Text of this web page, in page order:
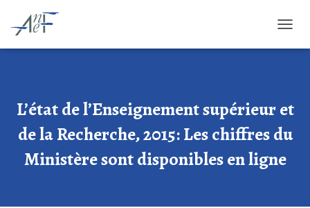
L’état de l’Enseignement supérieur et
de la Recherche, 2015: Les chiffres du
Ministère sont disponibles en ligne